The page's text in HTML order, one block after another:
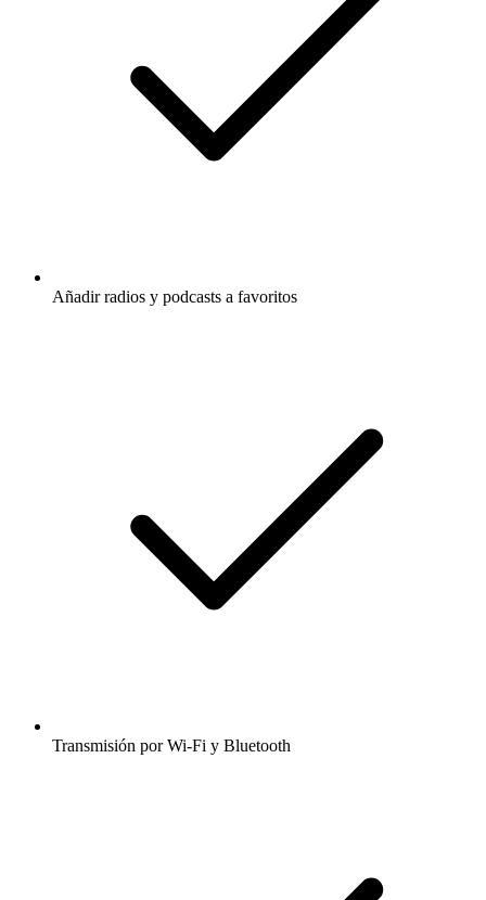
Añadir radios y podcasts a favoritos
Transmisión por Wi-Fi y Bluetooth